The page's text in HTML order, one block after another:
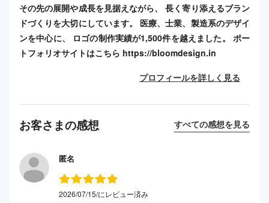
その先の展開や成長を見据えながら、 長く寄り添えるブラン
ドづくりを大切にしています。 医療、士業、製造系のデザイ
ンを中心に、 ロゴの制作実績が1,500件を越えました。 ポー
トフォリオサイトはこちら https://bloomdesign.in
プロフィールを詳しく見る
お客さまの感想 すべての感想を見る
匿名
2026/07/15/にレビュー済み